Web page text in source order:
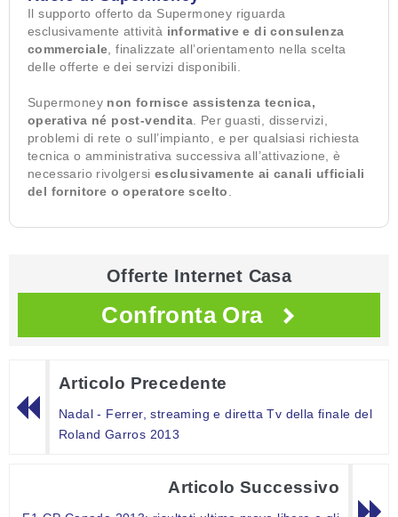
Il supporto offerto da Supermoney riguarda
esclusivamente attività informative e di consulenza
commerciale , finalizzate all’orientamento nella scelta
delle offerte e dei servizi disponibili.
Supermoney non fornisce assistenza tecnica,
operativa né post-vendita . Per guasti, disservizi,
problemi di rete o sull’impianto, e per qualsiasi richiesta
tecnica o amministrativa successiva all’attivazione, è
necessario rivolgersi esclusivamente ai canali ufficiali
del fornitore o operatore scelto
Offerte Internet Casa
Confronta Ora
Articolo Precedente
Nadal - Ferrer, streaming e diretta Tv della finale del
Roland Garros 2013
Articolo Successivo